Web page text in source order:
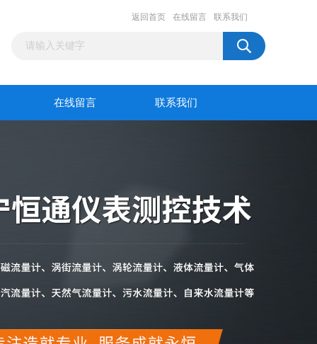
返回首页 在线留言 联系我们
在线留言 联系我们